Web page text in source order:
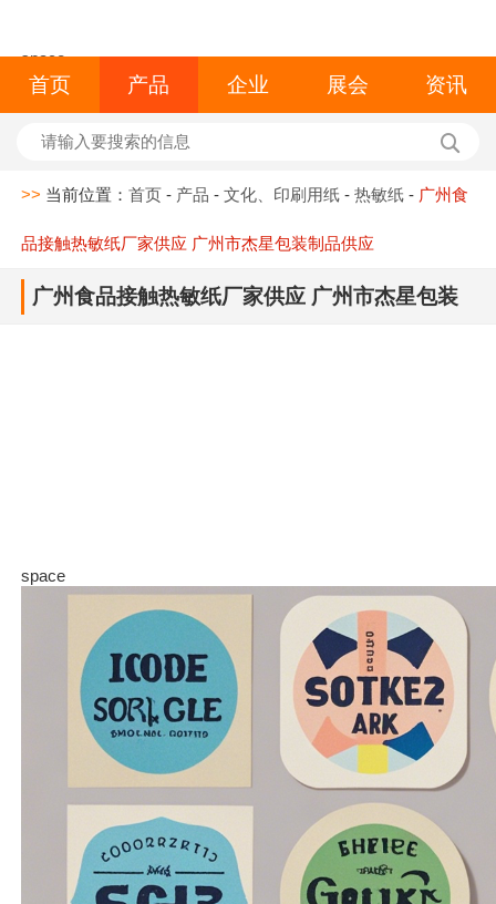
space
首页 产品 企业 展会 资讯
>> 当前位置：首页 - 产品 -文化、印刷用纸 -热敏纸 - 广州食
品接触热敏纸厂家供应 广州市杰星包装制品供应
广州食品接触热敏纸厂家供应 广州市杰星包装
space